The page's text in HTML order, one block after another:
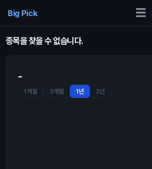
Big Pick ☰
종목을 찾을 수 없습니다.
-
1개월 3개월 1년 3년